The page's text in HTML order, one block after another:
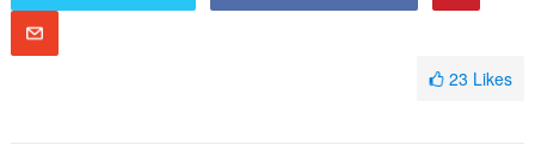
23 Likes